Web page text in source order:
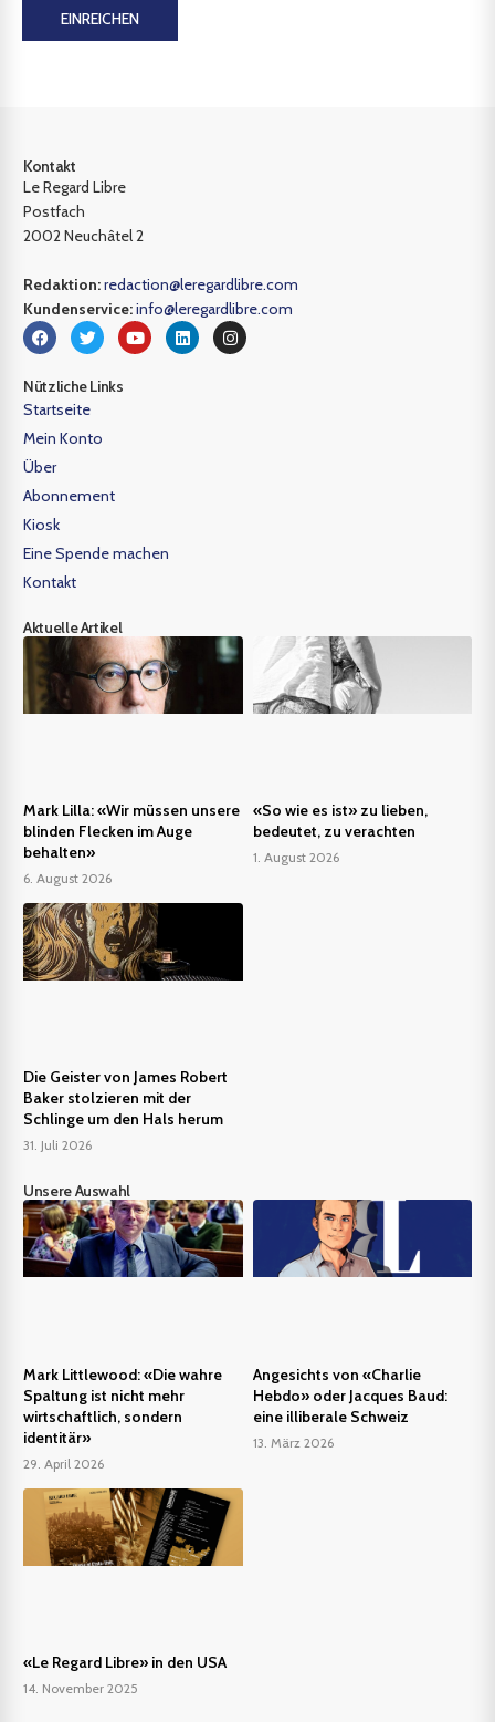
EINREICHEN
Kontakt
Le Regard Libre
Postfach
2002 Neuchâtel 2
Redaktion:redaction@leregardlibre.com
Kundenservice:info@leregardlibre.com
Nützliche Links
Startseite
Mein Konto
Über
Abonnement
Kiosk
Eine Spende machen
Kontakt
Aktuelle Artikel
Mark Lilla: «Wir müssen unsere
blinden Flecken im Auge
behalten»
6. August 2026
«So wie es ist» zu lieben,
bedeutet, zu verachten
1. August 2026
Die Geister von James Robert
Baker stolzieren mit der
Schlinge um den Hals herum
31. Juli 2026
Unsere Auswahl
Mark Littlewood: «Die wahre
Spaltung ist nicht mehr
wirtschaftlich, sondern
identitär»
29. April 2026
Angesichts von «Charlie
Hebdo» oder Jacques Baud:
eine illiberale Schweiz
13. März 2026
«Le Regard Libre» in den USA
14. November 2025